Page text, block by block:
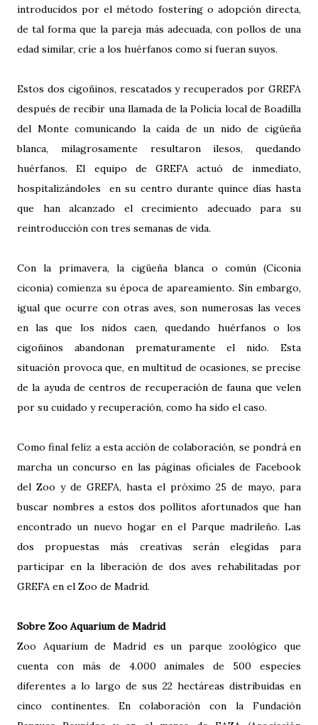
introducidos por el método fostering o adopción directa,
de tal forma que la pareja más adecuada, con pollos de una
edad similar, críe a los huérfanos como si fueran suyos.
Estos dos cigoñinos, rescatados y recuperados por GREFA
después de recibir una llamada de la Policía local de Boadilla
del Monte comunicando la caída de un nido de cigüeña
blanca, milagrosamente resultaron ilesos, quedando
huérfanos. El equipo de GREFA actuó de inmediato,
hospitalizándoles en su centro durante quince días hasta
que han alcanzado el crecimiento adecuado para su
reintroducción con tres semanas de vida.
Con la primavera, la cigüeña blanca o común (Ciconia
ciconia) comienza su época de apareamiento. Sin embargo,
igual que ocurre con otras aves, son numerosas las veces
en las que los nidos caen, quedando huérfanos o los
cigoñinos abandonan prematuramente el nido. Esta
situación provoca que, en multitud de ocasiones, se precise
de la ayuda de centros de recuperación de fauna que velen
por su cuidado y recuperación, como ha sido el caso.
Como final feliz a esta acción de colaboración, se pondrá en
marcha un concurso en las páginas oficiales de Facebook
del Zoo y de GREFA, hasta el próximo 25 de mayo, para
buscar nombres a estos dos pollitos afortunados que han
encontrado un nuevo hogar en el Parque madrileño. Las
dos propuestas más creativas serán elegidas para
participar en la liberación de dos aves rehabilitadas por
GREFA en el Zoo de Madrid.
Sobre Zoo Aquarium de Madrid
Zoo Aquarium de Madrid es un parque zoológico que
cuenta con más de 4.000 animales de 500 especies
diferentes a lo largo de sus 22 hectáreas distribuidas en
cinco continentes. En colaboración con la Fundación